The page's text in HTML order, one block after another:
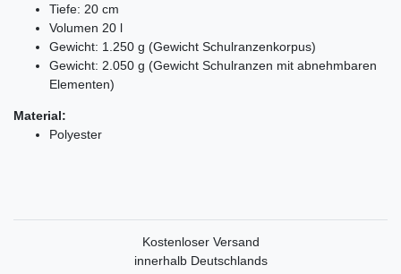
Tiefe: 20 cm
Volumen 20 l
Gewicht: 1.250 g (Gewicht Schulranzenkorpus)
Gewicht: 2.050 g (Gewicht Schulranzen mit abnehmbaren
Elementen)
Material:
Polyester
Kostenloser Versand
innerhalb Deutschlands